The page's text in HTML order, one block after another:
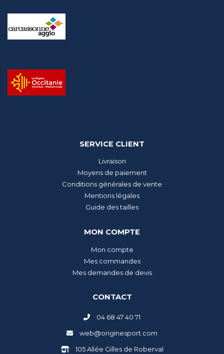
SERVICE CLIENT
Livraison
Moyens de paiement
Conditions générales de vente
Mentions légales
Guide des tailles
MON COMPTE
Mon compte
Mes commandes
Mes demandes de devis
CONTACT
04 68 47 40 71
web@originesport.com
105 Allée Gilles de Roberval